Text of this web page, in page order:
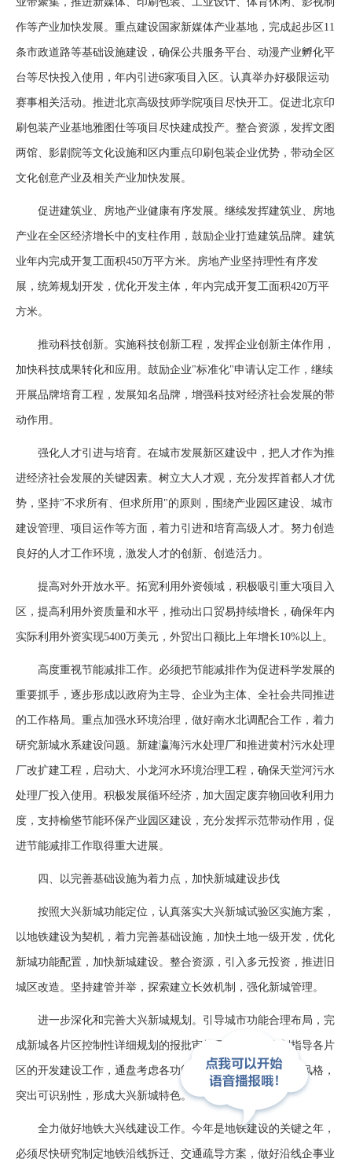
作等产业加快发展。重点建设国家新媒体产业基地，完成起步区11
条市政道路等基础设施建设，确保公共服务平台、动漫产业孵化平
台等尽快投入使用，年内引进6家项目入区。认真举办好极限运动
赛事相关活动。推进北京高级技师学院项目尽快开工。促进北京印
刷包装产业基地雅图仕等项目尽快建成投产。整合资源，发挥文图
两馆、影剧院等文化设施和区内重点印刷包装企业优势，带动全区
文化创意产业及相关产业加快发展。
促进建筑业、房地产业健康有序发展。继续发挥建筑业、房地
产业在全区经济增长中的支柱作用，鼓励企业打造建筑品牌。建筑
业年内完成开复工面积450万平方米。房地产业坚持理性有序发
展，统筹规划开发，优化开发主体，年内完成开复工面积420万平
方米。
推动科技创新。实施科技创新工程，发挥企业创新主体作用，
加快科技成果转化和应用。鼓励企业"标准化"申请认定工作，继续
开展品牌培育工程，发展知名品牌，增强科技对经济社会发展的带
动作用。
强化人才引进与培育。在城市发展新区建设中，把人才作为推
进经济社会发展的关键因素。树立大人才观，充分发挥首都人才优
势，坚持"不求所有、但求所用"的原则，围绕产业园区建设、城市
建设管理、项目运作等方面，着力引进和培育高级人才。努力创造
良好的人才工作环境，激发人才的创新、创造活力。
提高对外开放水平。拓宽利用外资领域，积极吸引重大项目入
区，提高利用外资质量和水平，推动出口贸易持续增长，确保年内
实际利用外资实现5400万美元，外贸出口额比上年增长10%以上。
高度重视节能减排工作。必须把节能减排作为促进科学发展的
重要抓手，逐步形成以政府为主导、企业为主体、全社会共同推进
的工作格局。重点加强水环境治理，做好南水北调配合工作，着力
研究新城水系建设问题。新建瀛海污水处理厂和推进黄村污水处理
厂改扩建工程，启动大、小龙河水环境治理工程，确保天堂河污水
处理厂投入使用。积极发展循环经济，加大固定废弃物回收利用力
度，支持榆垡节能环保产业园区建设，充分发挥示范带动作用，促
进节能减排工作取得重大进展。
四、以完善基础设施为着力点，加快新城建设步伐
按照大兴新城功能定位，认真落实大兴新城试验区实施方案，
以地铁建设为契机，着力完善基础设施，加快土地一级开发，优化
新城功能配置，加快新城建设。整合资源，引入多元投资，推进旧
城区改造。坚持建管并举，探索建立长效机制，强化新城管理。
进一步深化和完善大兴新城规划。引导城市功能合理布局，完
成新城各片区控制性详细规划的报批审核工作。依据规划指导各片
区的开发建设工作，通盘考虑各功能区建设，研究建筑设计风格，
突出可识别性，形成大兴新城特色。
全力做好地铁大兴线建设工作。今年是地铁建设的关键之年，
必须尽快研究制定地铁沿线拆迁、交通疏导方案，做好沿线企事业